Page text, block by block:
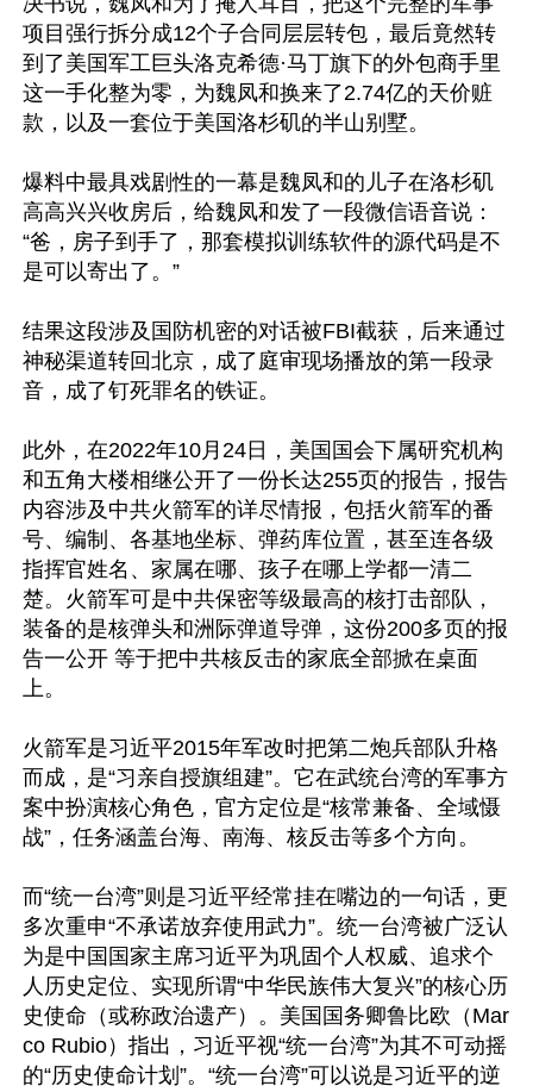
项目强行拆分成12个子合同层层转包，最后竟然转
到了美国军工巨头洛克希德·马丁旗下的外包商手里
这一手化整为零，为魏凤和换来了2.74亿的天价赃
款，以及一套位于美国洛杉矶的半山别墅。
爆料中最具戏剧性的一幕是魏凤和的儿子在洛杉矶
高高兴兴收房后，给魏凤和发了一段微信语音说：
“爸，房子到手了，那套模拟训练软件的源代码是不
是可以寄出了。”
结果这段涉及国防机密的对话被FBI截获，后来通过
神秘渠道转回北京，成了庭审现场播放的第一段录
音，成了钉死罪名的铁证。
此外，在2022年10月24日，美国国会下属研究机构
和五角大楼相继公开了一份长达255页的报告，报告
内容涉及中共火箭军的详尽情报，包括火箭军的番
号、编制、各基地坐标、弹药库位置，甚至连各级
指挥官姓名、家属在哪、孩子在哪上学都一清二
楚。火箭军可是中共保密等级最高的核打击部队，
装备的是核弹头和洲际弹道导弹，这份200多页的报
告一公开 等于把中共核反击的家底全部掀在桌面
上。
火箭军是习近平2015年军改时把第二炮兵部队升格
而成，是“习亲自授旗组建”。它在武统台湾的军事方
案中扮演核心角色，官方定位是“核常兼备、全域慑
战”，任务涵盖台海、南海、核反击等多个方向。
而“统一台湾”则是习近平经常挂在嘴边的一句话，更
多次重申“不承诺放弃使用武力”。统一台湾被广泛认
为是中国国家主席习近平为巩固个人权威、追求个
人历史定位、实现所谓“中华民族伟大复兴”的核心历
史使命（或称政治遗产）。美国国务卿鲁比欧（Mar
co Rubio）指出，习近平视“统一台湾”为其不可动摇
的“历史使命计划”。“统一台湾”可以说是习近平的逆